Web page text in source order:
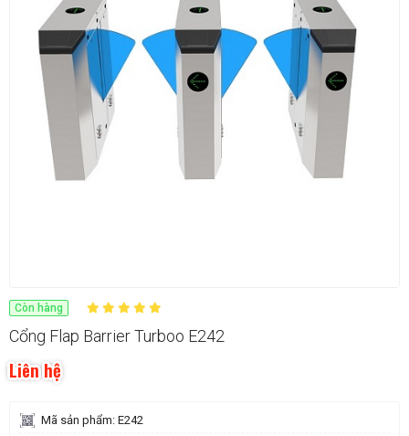
Còn hàng
Cổng Flap Barrier Turboo E242
Liên hệ
Mã sản phẩm: E242